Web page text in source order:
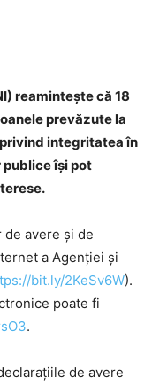
reaminteşte că 18
prevăzute la
privind integritatea în
îşi pot
avere şi de
a Agenţiei şi
bit.ly/2KeSv6W).
poate fi
.
de avere